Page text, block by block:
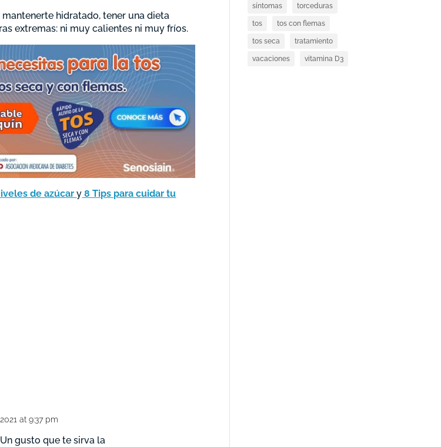
hidratado, tener una dieta
extremas: ni muy calientes ni muy fríos.
de azúcary 8 Tips para cuidar tu
at 9:37 pm
gusto que te sirva la
síntomas torceduras
tos tos con flemas
tos seca tratamiento
vacaciones vitamina D3